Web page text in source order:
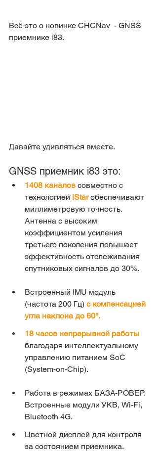
Всё это о новинке CHCNav  - GNSS
приемнике i83.
Давайте удивляться вместе.
GNSS приемник i83 это:
1408 каналов совместно с
технологией iStar обеспечивают
миллиметровую точность.
Антенна с высоким
коэффициентом усиления
третьего поколения повышает
эффективность отслеживания
спутниковых сигналов до 30%.
Встроенный IMU модуль
(частота 200 Гц) с компенсацией
угла наклона до 60°.
18 часов непрерывной работы
благодаря интеллектуальному
управлению питанием SoC
(System-on-Chip).
Работа в режимах БАЗА-РОВЕР.
Встроенные модули УКВ, Wi-Fi,
Bluetooth 4G.
Цветной дисплей для контроля
за состоянием приемника.